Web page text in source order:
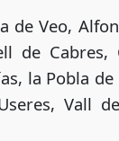
de Veo,
de Cabres,
la Pobla
Vall